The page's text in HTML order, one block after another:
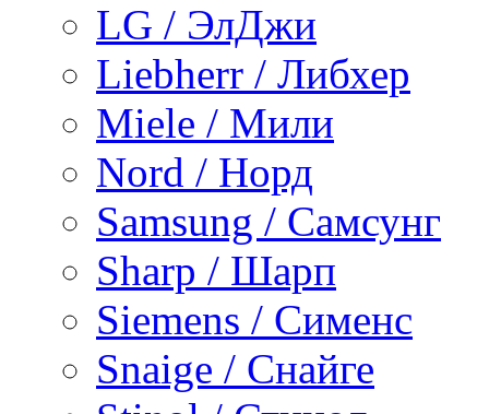
LG / ЭлДжи
Liebherr / Либхер
Miele / Мили
Nord / Норд
Samsung / Самсунг
Sharp / Шарп
Siemens / Сименс
Snaige / Снайге